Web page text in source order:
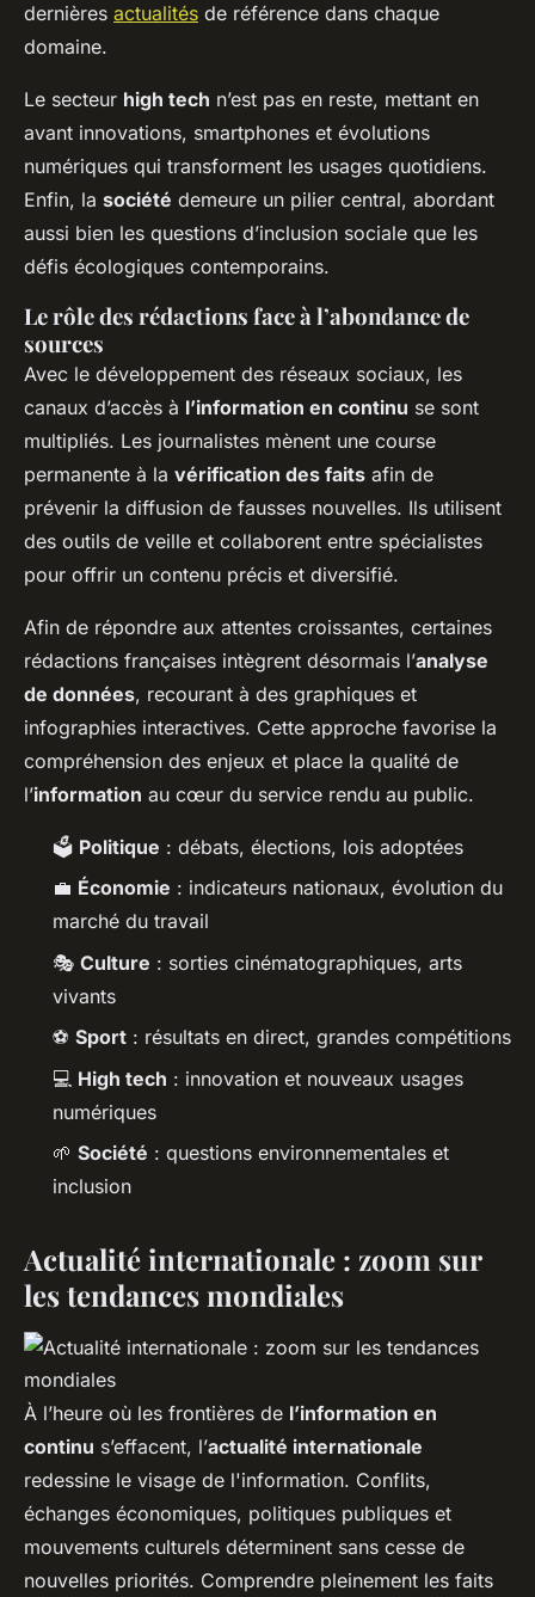
dernières actualités de référence dans chaque
domaine.
Le secteur high tech n’est pas en reste, mettant en
avant innovations, smartphones et évolutions
numériques qui transforment les usages quotidiens.
Enfin, la société demeure un pilier central, abordant
aussi bien les questions d’inclusion sociale que les
défis écologiques contemporains.
Le rôle des rédactions face à l’abondance de
sources
Avec le développement des réseaux sociaux, les
canaux d’accès à l’information en continu se sont
multipliés. Les journalistes mènent une course
permanente à la vérification des faits afin de
prévenir la diffusion de fausses nouvelles. Ils utilisent
des outils de veille et collaborent entre spécialistes
pour offrir un contenu précis et diversifié.
Afin de répondre aux attentes croissantes, certaines
rédactions françaises intègrent désormais l’analyse
de données, recourant à des graphiques et
infographies interactives. Cette approche favorise la
compréhension des enjeux et place la qualité de
l’information au cœur du service rendu au public.
🗳️ Politique : débats, élections, lois adoptées
💼 Économie : indicateurs nationaux, évolution du
marché du travail
🎭 Culture : sorties cinématographiques, arts
vivants
⚽ Sport : résultats en direct, grandes compétitions
💻 High tech : innovation et nouveaux usages
numériques
🌱 Société : questions environnementales et
inclusion
Actualité internationale : zoom sur
les tendances mondiales
À l’heure où les frontières de l’information en
continu s’effacent, l’actualité internationale
redessine le visage de l'information. Conflits,
échanges économiques, politiques publiques et
mouvements culturels déterminent sans cesse de
nouvelles priorités. Comprendre pleinement les faits